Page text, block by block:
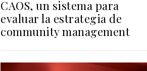
CAOS, un sistema para
evaluar la estrategia de
community management